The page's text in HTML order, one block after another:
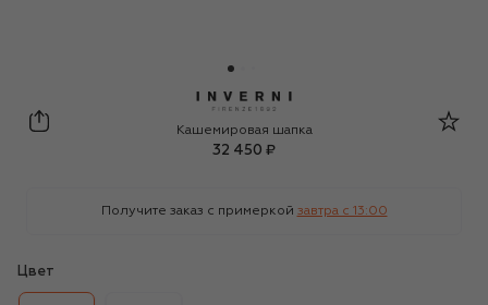
Inverni
Кашемировая шапка
32 450 ₽
Получите заказ с примеркой завтра c 13:00
Цвет